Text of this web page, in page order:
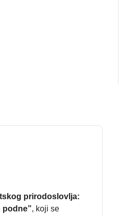
prirodoslovlja:
podne”, koji se